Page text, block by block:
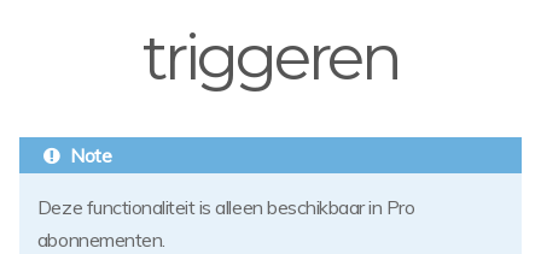
triggeren
Deze functionaliteit is alleen beschikbaar in Pro
abonnementen.